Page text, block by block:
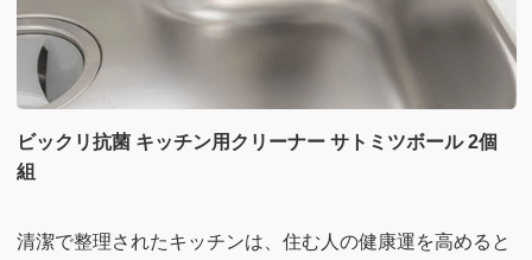
ビックリ抗菌 キッチン用クリーナー サトミツボール 2個
組
清潔で整理されたキッチンは、住む人の健康運を高めると